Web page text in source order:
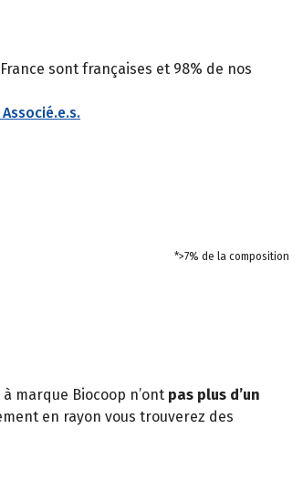
sont françaises et 98% de nos
*>7% de la composition
marque Biocoop n’ont pas plus d’un
en rayon vous trouverez des